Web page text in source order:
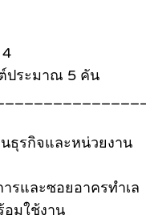
ประมาณ 5 คัน
ธุรกิจและหน่วยงาน
รและซอยอาครทำเล
มใช้งาน